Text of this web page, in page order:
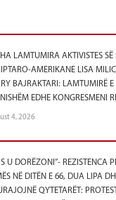
LAMTUMIRA AKTIVISTES SË
AMERIKANE LISA
BAJRAKTARI: LAMTUMIRË E
EDHE KONGRESMENI
4, 2026
U DORËZONI”- REZISTENCA
NË DITËN E 66, DUA LIPA
QYTETARËT: